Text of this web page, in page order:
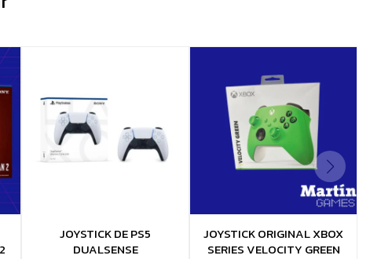
JOYSTICK DE PS5
DUALSENSE
JOYSTICK ORIGINAL XBOX
SERIES VELOCITY GREEN